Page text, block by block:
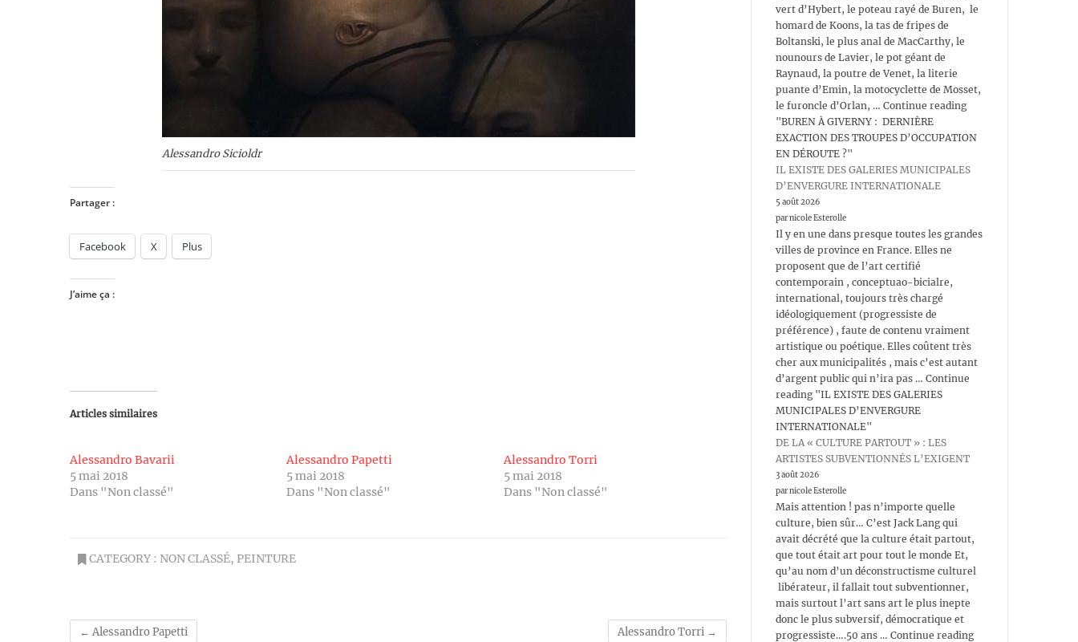
Alessandro Sicioldr
Partager :
Facebook X Plus
J’aime ça :
Articles similaires
Alessandro Bavarii
5 mai 2018
Dans "Non classé"
Alessandro Papetti
5 mai 2018
Dans "Non classé"
Alessandro Torri
5 mai 2018
Dans "Non classé"
CATEGORY : NON CLASSÉ, PEINTURE
← Alessandro Papetti Alessandro Torri →
vert d’Hybert, le poteau rayé de Buren, le
homard de Koons, la tas de fripes de
Boltanski, le plus anal de MacCarthy, le
nounours de Lavier, le pot géant de
Raynaud, la poutre de Venet, la literie
puante d’Emin, la motocyclette de Mosset,
le furoncle d’Orlan, … Continue reading
"BUREN À GIVERNY : DERNIÈRE
EXACTION DES TROUPES D’OCCUPATION
EN DÉROUTE ?"
IL EXISTE DES GALERIES MUNICIPALES
D’ENVERGURE INTERNATIONALE
5 août 2026
par nicole Esterolle
Il y en une dans presque toutes les grandes
villes de province en France. Elles ne
proposent que de l’art certifié
contemporain , conceptuao-bicialre,
international, toujours très chargé
idéologiquement (progressiste de
préférence) , faute de contenu vraiment
artistique ou poétique. Elles coûtent très
cher aux municipalités , mais c’est autant
d’argent public qui n’ira pas … Continue
reading "IL EXISTE DES GALERIES
MUNICIPALES D’ENVERGURE
INTERNATIONALE"
DE LA « CULTURE PARTOUT » : LES
ARTISTES SUBVENTIONNÉS L’EXIGENT
3 août 2026
par nicole Esterolle
Mais attention ! pas n’importe quelle
culture, bien sûr… C’est Jack Lang qui
avait décrété que la culture était partout,
que tout était art pour tout le monde Et,
qu’au nom d’un déconstructisme culturel
libérateur, il fallait tout subventionner,
mais surtout l’art sans art le plus inepte
donc le plus subversif, démocratique et
progressiste….50 ans … Continue reading